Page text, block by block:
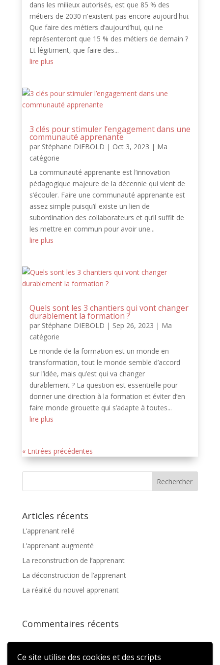
Ce site utilise des cookies et des scripts
dans les milieux autorisés, est que 85 % des
métiers de 2030 n'existent pas encore aujourd'hui.
Que faire des métiers d’aujourd’hui, qui ne
représenteront que 15 % des métiers de demain ?
Et légitiment, que faire des...
lire plus
3 clés pour stimuler l’engagement dans une
communauté apprenante
par Stéphane DIEBOLD | Oct 3, 2023 | Ma
catégorie
La communauté apprenante est l’innovation
pédagogique majeure de la décennie qui vient de
s’écouler. Faire une communauté apprenante est
assez simple puisqu’il existe un lien de
subordination des collaborateurs et qu’il suffit de
les mettre en commun pour avoir une...
lire plus
Quels sont les 3 chantiers qui vont changer
durablement la formation ?
par Stéphane DIEBOLD | Sep 26, 2023 | Ma
catégorie
Le monde de la formation est un monde en
transformation, tout le monde semble d’accord
sur l’idée, mais qu’est qui va changer
durablement ? La question est essentielle pour
donner une direction à la formation et éviter d’en
faire monde girouette qui s’adapte à toutes...
lire plus
« Entrées précédentes
Articles récents
L’apprenant relié
L’apprenant augmenté
La reconstruction de l’apprenant
La déconstruction de l’apprenant
La réalité du nouvel apprenant
Commentaires récents